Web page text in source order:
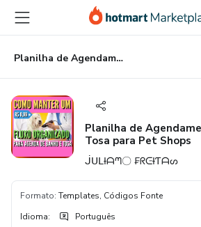
para
conteúdo
principal
para
pagamento
para
rodapé
Planilha de Agendamento de Banho e Tosa para Pet Shops
Planilha de
Tosa para Pet Shops
ᒎᑌᒪƗᗩᘉ〇 ₣ᖇᕮƗƬᗩᔕ
Formato: Templates, Códigos Fonte
Idioma: Português